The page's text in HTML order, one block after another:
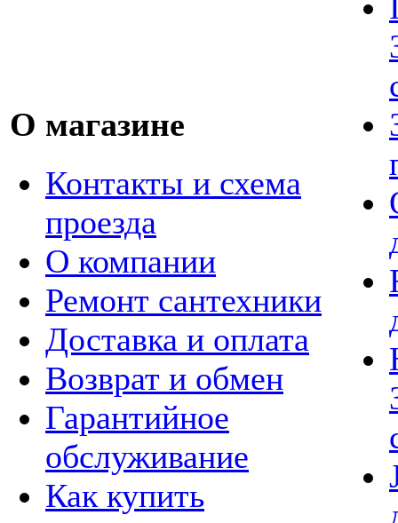
О магазине
Контакты и схема
проезда
О компании
Ремонт сантехники
Доставка и оплата
Возврат и обмен
Гарантийное
обслуживание
Как купить